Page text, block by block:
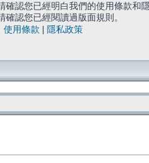
確認您已經明白我們的使用條款和
確認您已經閱讀過版面規則。
使用條款
隱私政策